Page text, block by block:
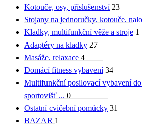
Kotouče, osy, příslušenství 23
Stojany na jednoručky, kotouče,
Kladky, multifunkční věže a stroje 1
Adaptéry na kladky 27
Masáže, relaxace 4
Domácí fitness vybavení 34
Multifunkční posilovací vybavení do
sportovišť ... 0
Ostatní cvičební pomůcky 31
BAZAR 1